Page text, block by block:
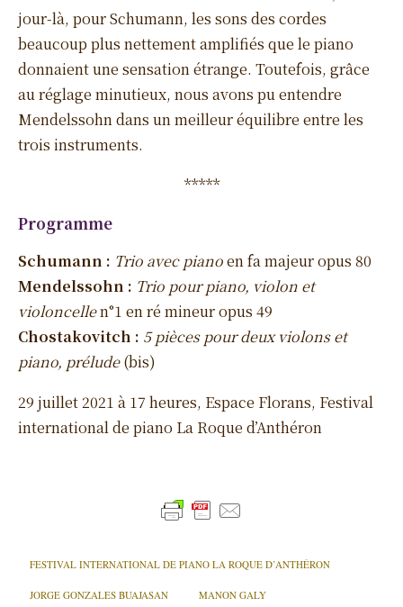
jour-là, pour Schumann, les sons des cordes
beaucoup plus nettement amplifiés que le piano
donnaient une sensation étrange. Toutefois, grâce
au réglage minutieux, nous avons pu entendre
Mendelssohn dans un meilleur équilibre entre les
trois instruments.
*****
Programme
Schumann : Trio avec pianoen fa majeur opus 80
Mendelssohn : Trio pour piano, violon et
violoncellen°1 en ré mineur opus 49
Chostakovitch : 5 pièces pour deux violons et
piano, prélude(bis)
29 juillet 2021 à 17 heures, Espace Florans, Festival
international de piano La Roque d’Anthéron
FESTIVAL INTERNATIONAL DE PIANO LA ROQUE D’ANTHÉRON
JORGE GONZALES BUAJASAN MANON GALY